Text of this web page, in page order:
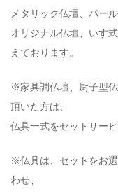
メタリック仏壇、パー
オリジナル仏壇、いす
えております。
※家具調仏壇、厨子型
頂いた方は、
仏具一式をセットサー
※仏具は、セットをお
わせ、